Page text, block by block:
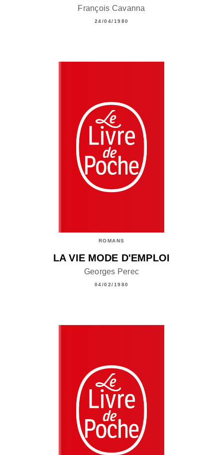
François Cavanna
24/04/1980
ROMANS
LA VIE MODE D'EMPLOI
Georges Perec
04/02/1980